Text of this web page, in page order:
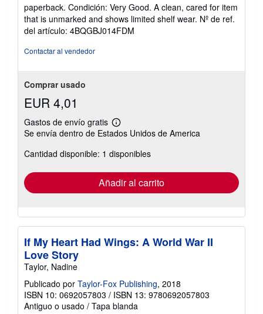
vendedor:
5
de
paperback. Condición: Very Good. A clean, cared for item
that is unmarked and shows limited shelf wear. Nº de ref.
del artículo: 4BQGBJ014FDM
Contactar al vendedor
Comprar usado
EUR 4,01
Gastos de envío gratis
Más
información
las
tarifas
envío
Se envía dentro de Estados Unidos de America
Cantidad disponible: 1 disponibles
Añadir al carrito
If My Heart Had Wings: A World War II
Love Story
Taylor, Nadine
Publicado por Taylor-Fox Publishing, 2018
ISBN 10: 0692057803 / ISBN 13: 9780692057803
Antiguo o usado / Tapa blanda